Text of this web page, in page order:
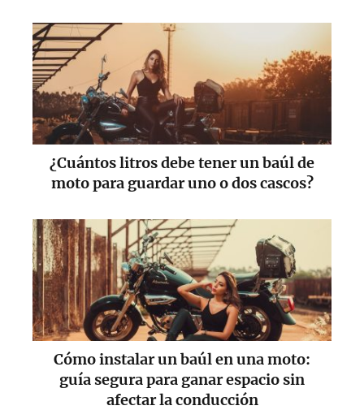
¿Cuántos litros debe tener un baúl de
moto para guardar uno o dos cascos?
Cómo instalar un baúl en una moto:
guía segura para ganar espacio sin
afectar la conducción